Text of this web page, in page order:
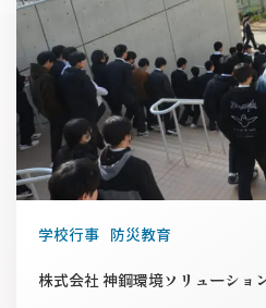
学校行事 防災教育
株式会社 神鋼環境ソリューシ